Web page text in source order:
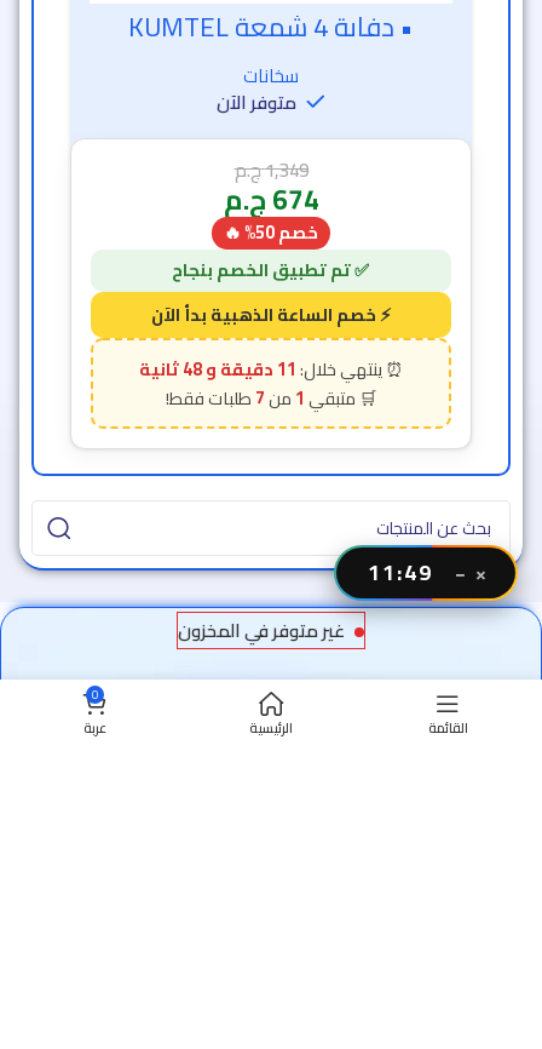
خصم الساعة الذهبية
• دفاية 4 شمعة KUMTEL
سخانات
متوفر الآن
1,349ج.م
674ج.م
خصم 50% 🔥
11 دقيقة و 46 ثانية
1
7
غير متوفر في المخزون
القائمة الرئيسية
0
عربة
×
−
11:47